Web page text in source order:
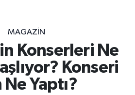
MAGAZİN
Konserleri Ne
Konseri
Ne Yaptı?